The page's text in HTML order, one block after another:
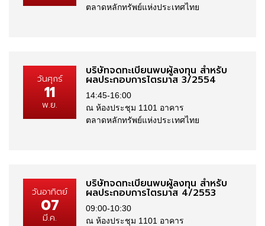
ตลาดหลักทรัพย์แห่งประเทศไทย
วันศุกร์
11
พ.ย.
บริษัทจดทะเบียนพบผู้ลงทุน สำหรับ
ผลประกอบการไตรมาส 3/2554
14:45-16:00
ณ ห้องประชุม 1101 อาคาร
ตลาดหลักทรัพย์แห่งประเทศไทย
วันอาทิตย์
07
มี.ค.
บริษัทจดทะเบียนพบผู้ลงทุน สำหรับ
ผลประกอบการไตรมาส 4/2553
09:00-10:30
ณ ห้องประชุม 1101 อาคาร